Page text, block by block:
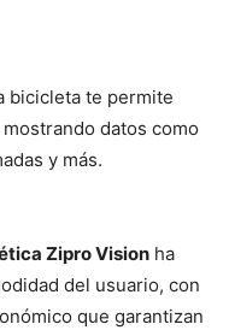
bicicleta te permite
datos como
y más.
Zipro Vision ha
del usuario, con
que garantizan